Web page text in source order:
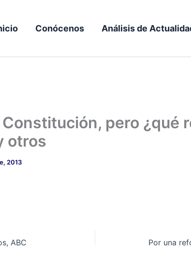
Conócenos Análisis de
pero ¿qué
otros
2013
ABC